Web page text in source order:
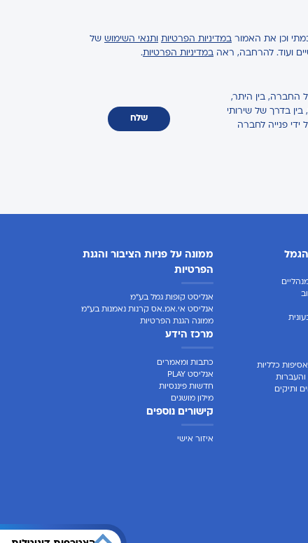
וכן את האמור במדיניות הפרטיות ותנאי השימוש של
ועוד. להרחבה, ראה במדיניות הפרטיות.
החברה, בין היתר,
בדרך של שירותי
ידי פנייה לחברה
שלח
הגמל
כלליות
ותיקים
ממונה על פניות הציבור והגנת
הפרטיות
אנליסט קופות גמל בע"מ
אנליסט אי.אמ.אס קרנות נאמנות בע"מ
ממונה הגנת הפרטיות
מרכז הידע
כתבות ומאמרים
אנליסט PLAY
חדשות פיננסיות
מילון מושגים
קישורים נוספים
איזור אישי